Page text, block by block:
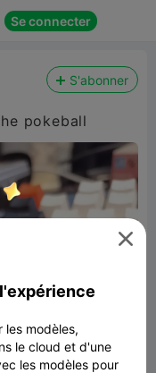
Se connecter
S'abonner
pokeball

les modèles,
le cloud et d'une
les modèles pour